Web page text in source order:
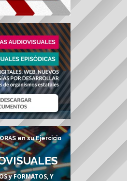
en su Ejercicio
y FORMATOS, Y